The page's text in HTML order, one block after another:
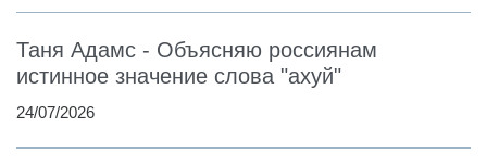
Таня Адамс - Объясняю россиянам
истинное значение слова "ахуй"
24/07/2026